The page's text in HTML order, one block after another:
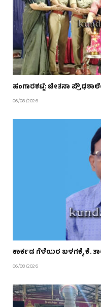
ಹಂಗಾರಕಟ್ಟೆ: ಚೇತನಾ
06/08/2026
ಕಾರ್ಕಡ ಗೆಳೆಯರ ಬಳಗಕ್ಕೆ ಕೆ.
06/08/2026